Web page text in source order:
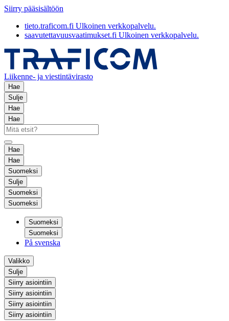
Siirry pääsisältöön
tieto.traficom.fi Ulkoinen verkkopalvelu.
saavutettavuusvaatimukset.fi Ulkoinen verkkopalvelu.
Liikenne- ja viestintävirasto
Hae
Sulje
Hae
Hae
Hae
Hae
Suomeksi
Sulje
Suomeksi
Suomeksi
Suomeksi
Suomeksi
På svenska
Valikko
Sulje
Siirry asiointiin
Siirry asiointiin
Siirry asiointiin
Siirry asiointiin